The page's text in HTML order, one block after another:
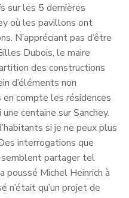
sur les 5 dernières
où les pavillons ont
N’appréciant pas d’être
Dubois, le maire
des constructions
d’éléments non
en compte les résidences
centaine sur Sanchey.
si je ne peux plus
interrogations que
semblent partager tel
poussé Michel Heinrich à
n’était qu’un projet de